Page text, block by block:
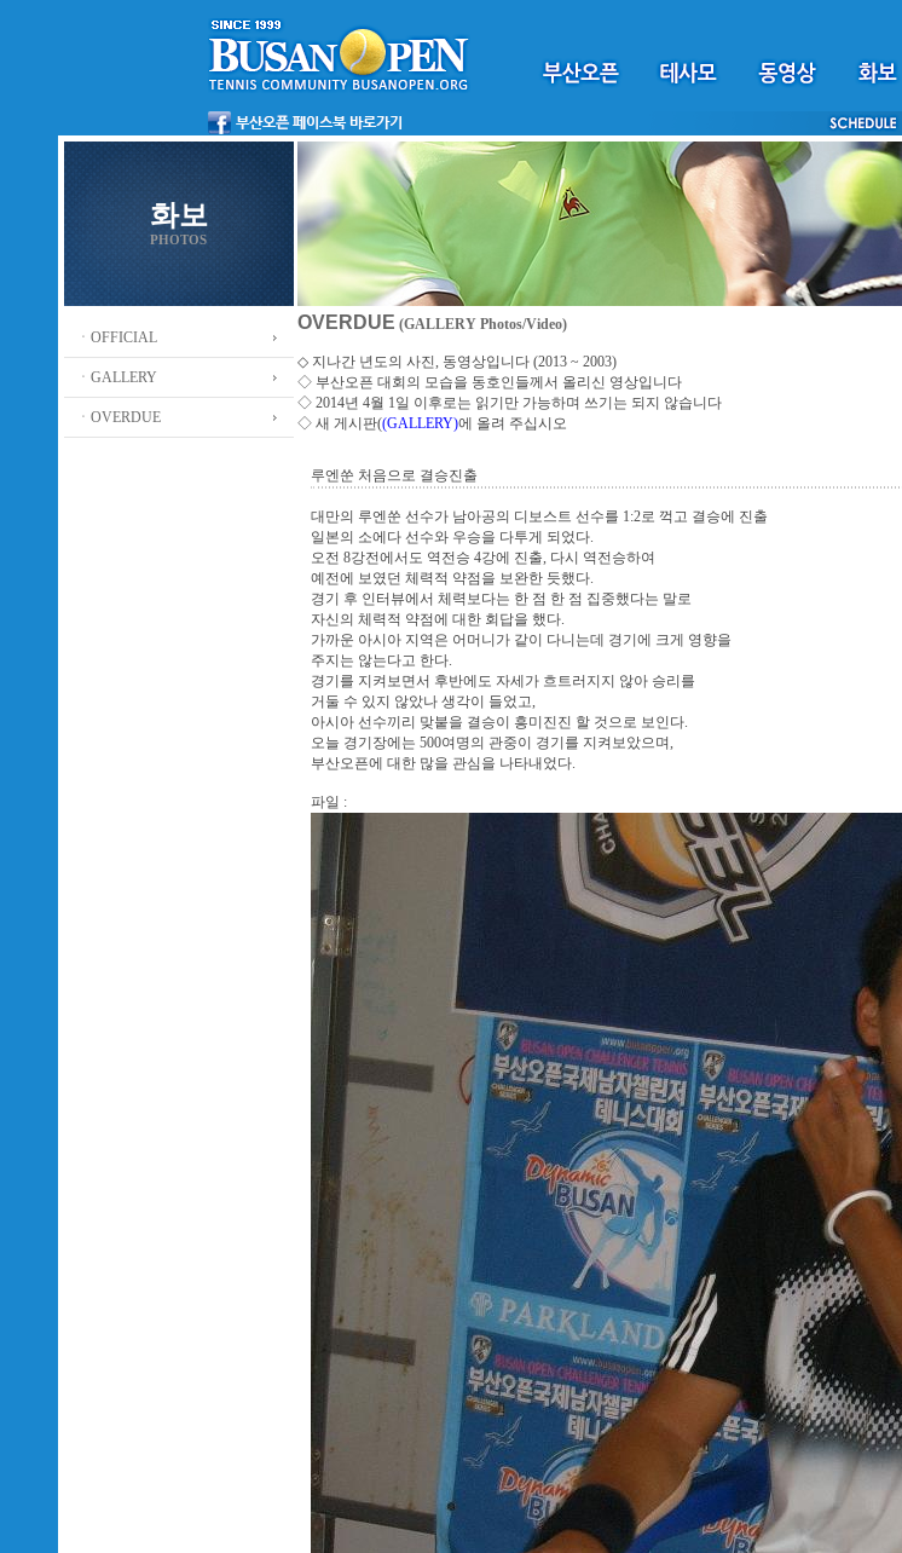
화보
PHOTOS
ㆍOFFICIAL
ㆍGALLERY
ㆍOVERDUE
OVERDUE (GALLERY Photos/Video)
◇ 지나간 년도의 사진, 동영상입니다 (2013 ~ 2003)
◇부산오픈 대회의 모습을 동호인들께서 올리신 영상입니다
◇ 2014년 4월 1일 이후로는 읽기만 가능하며 쓰기는 되지 않습니다
◇ 새 게시판((GALLERY)에 올려 주십시오
루엔쑨 처음으로 결승진출
대만의 루엔쑨 선수가 남아공의 디보스트 선수를 1:2로 꺽고 결승에 진출
일본의 소에다 선수와 우승을 다투게 되었다.
오전 8강전에서도 역전승 4강에 진출, 다시 역전승하여
예전에 보였던 체력적 약점을 보완한 듯했다.
경기 후 인터뷰에서 체력보다는 한 점 한 점 집중했다는 말로
자신의 체력적 약점에 대한 회답을 했다.
가까운 아시아 지역은 어머니가 같이 다니는데 경기에 크게 영향을
주지는 않는다고 한다.
경기를 지켜보면서 후반에도 자세가 흐트러지지 않아 승리를
거둘 수 있지 않았나 생각이 들었고,
아시아 선수끼리 맞붙을 결승이 흥미진진 할 것으로 보인다.
오늘 경기장에는 500여명의 관중이 경기를 지켜보았으며,
부산오픈에 대한 많을 관심을 나타내었다.
파일 :